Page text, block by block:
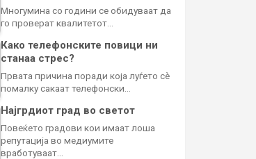
Многумина со години се обидуваат да
го проверат квалитетот…
Како телефонските повици ни
станаа стрес?
Првата причина поради која луѓето сè
помалку сакаат телефонски…
Најгрдиот град во светот
Повеќето градови кои имаат лоша
репутација во медиумите
вработуваат…